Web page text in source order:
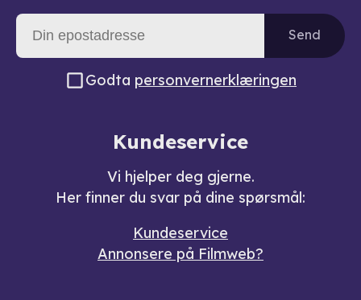
Send
Godta personvernerklæringen
Kundeservice
Vi hjelper deg gjerne.
Her finner du svar på dine spørsmål:
Kundeservice
Annonsere på Filmweb?